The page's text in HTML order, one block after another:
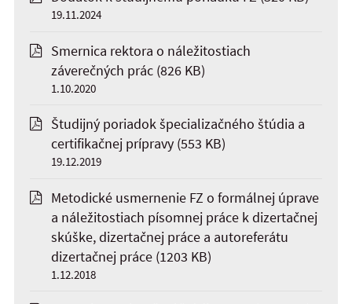
19.11.2024
Smernica rektora o náležitostiach
záverečných prác (826 KB)
1.10.2020
Študijný poriadok špecializačného štúdia a
certifikačnej prípravy (553 KB)
19.12.2019
Metodické usmernenie FZ o formálnej úprave
a náležitostiach písomnej práce k dizertačnej
skúške, dizertačnej práce a autoreferátu
dizertačnej práce (1203 KB)
1.12.2018